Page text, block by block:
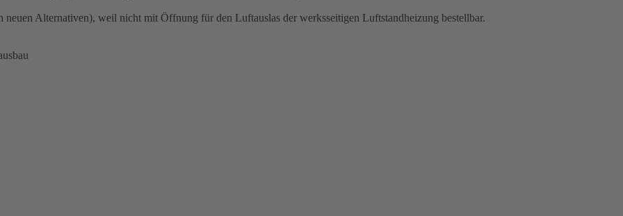
Alternativen), weil nicht mit Öffnung für den Luftauslas der werksseitigen Luftstandheizung bestellbar.